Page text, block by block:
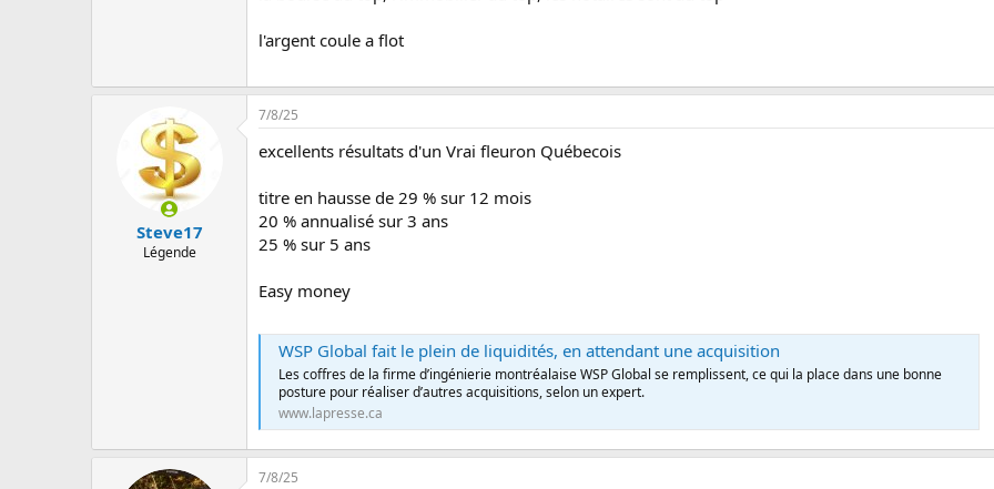
l'argent coule a flot
Steve17
Légende
7/8/25
excellents résultats d'un Vrai fleuron Québecois
titre en hausse de 29 % sur 12 mois
20 % annualisé sur 3 ans
25 % sur 5 ans
Easy money
WSP Global fait le plein de liquidités, en attendant une acquisition
Les coffres de la firme d’ingénierie montréalaise WSP Global se remplissent, ce qui la place dans une bonne
posture pour réaliser d’autres acquisitions, selon un expert.
www.lapresse.ca
7/8/25